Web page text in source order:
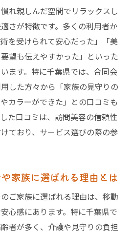
れ親しんだ空間でリラックスし
さが特徴です。多くの利用者か
を受けられて安心だった」「美
望も伝えやすかった」といった
ます。特に千葉県では、合同会
した方々から「家族の見守りの
カラーができた」との口コミも
た口コミは、訪問美容の信頼性
ており、サービス選びの際の参
家族に選ばれる理由とは
ご家族に選ばれる理由は、移動
心感にあります。特に千葉県で
者が多く、介護や見守りの負担